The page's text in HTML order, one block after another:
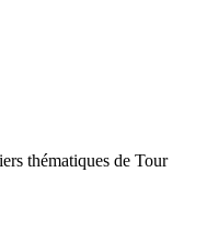
thématiques de Tour